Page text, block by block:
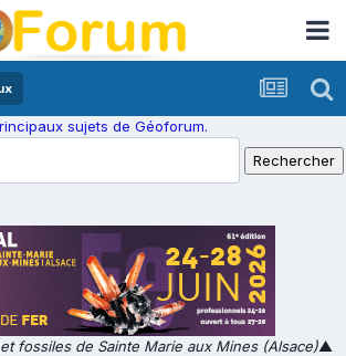
sujets de Géoforum.
fossiles de Sainte Marie aux Mines (Alsace)▲